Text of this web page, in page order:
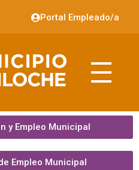
Portal Empleado/a
y Empleo Municipal
Empleo Municipal